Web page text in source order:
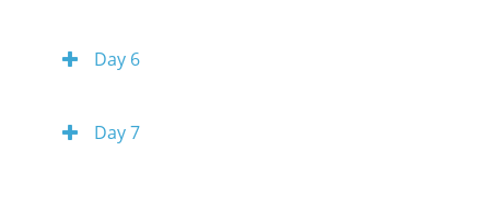
Day 6
Day 7